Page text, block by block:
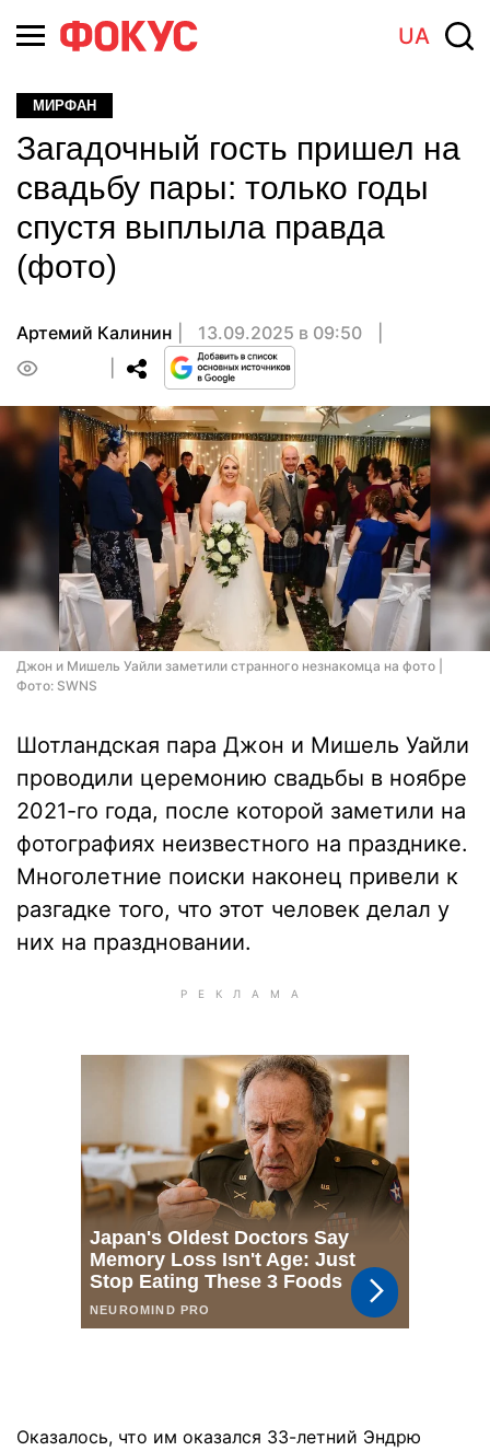
UA
МИРФАН
Загадочный гость пришел на
свадьбу пары: только годы
спустя выплыла правда
(фото)
Артемий Калинин
13.09.2025 в 09:50
Джон и Мишель Уайли заметили странного незнакомца на фото |
Фото: SWNS
Шотландская пара Джон и Мишель Уайли
проводили церемонию свадьбы в ноябре
2021-го года, после которой заметили на
фотографиях неизвестного на празднике.
Многолетние поиски наконец привели к
разгадке того, что этот человек делал у
них на праздновании.
Оказалось, что им оказался 33-летний Эндрю